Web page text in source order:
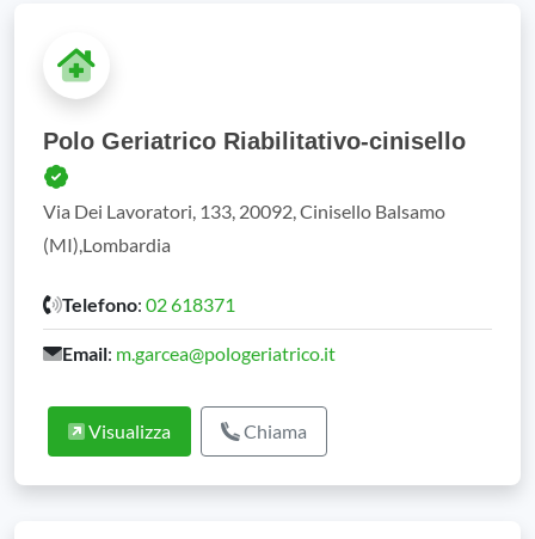
Polo Geriatrico Riabilitativo-cinisello
Via Dei Lavoratori, 133, 20092, Cinisello Balsamo
(MI),Lombardia
Telefono: 02 618371
Email: m.garcea@pologeriatrico.it
Visualizza Chiama